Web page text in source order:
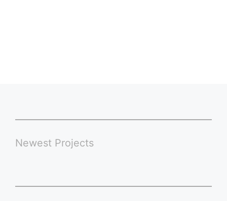
Newest Projects